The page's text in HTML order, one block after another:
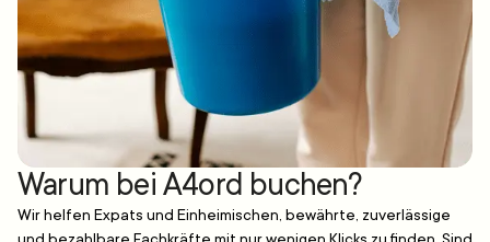
Warum bei A4ord buchen?
Wir helfen Expats und Einheimischen, bewährte, zuverlässige